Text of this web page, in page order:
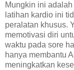
Mungkin ini
latihan kardio ini
peralatan khusus.
memotivasi diri
waktu pada sore
hanya membantu
meningkatkan